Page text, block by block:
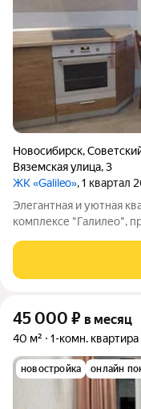
Новосибирск,
Вяземская улица,3
ЖК «Galileo», 1 квартал
Элегантная и уютная
комплексе "Галилео",
расположена на
незабываемые виды и
45 000 ₽ в месяц
40 м² 1-комн. квартира
новостройка онлайн